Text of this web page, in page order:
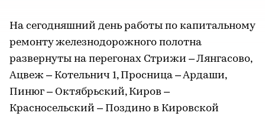
На сегодняшний день работы по капитальному
ремонту железнодорожного полотна
развернуты на перегонах Стрижи – Лянгасово,
Ацвеж – Котельнич 1, Просница – Ардаши,
Пинюг – Октябрьский, Киров –
Красносельский – Поздино в Кировской